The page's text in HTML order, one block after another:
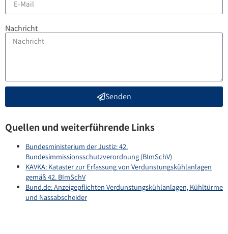
Nachricht
Senden
Quellen und weiterführende Links
Bundesministerium der Justiz: 42.
Bundesimmissionsschutzverordnung (BImSchV)
KAVKA: Kataster zur Erfassung von Verdunstungskühlanlagen
gemäß 42. BImSchV
Bund.de: Anzeigepflichten Verdunstungskühlanlagen, Kühltürme
und Nassabscheider